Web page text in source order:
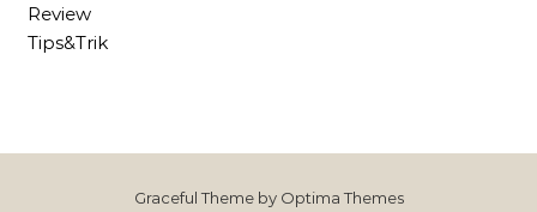
Review
Tips&Trik
Graceful Theme by Optima Themes